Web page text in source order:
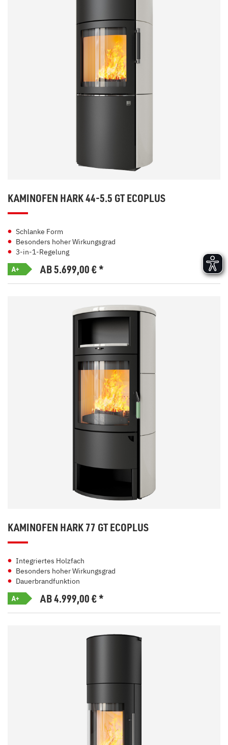
KAMINOFEN HARK 44-5.5 GT ECOPLUS
Schlanke Form
Besonders hoher Wirkungsgrad
3-in-1-Regelung
A+ AB 5.699,00€*
KAMINOFEN HARK 77 GT ECOPLUS
Integriertes Holzfach
Besonders hoher Wirkungsgrad
Dauerbrandfunktion
A+ AB 4.999,00€*